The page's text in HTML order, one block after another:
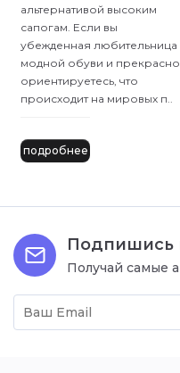
альтернативой высоким
сапогам. Если вы
убежденная любительница
модной обуви и прекрасно
ориентируетесь, что
происходит на мировых п..
подробнее
Подпишись
Получай самые